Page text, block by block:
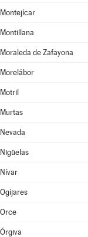
Montejícar
Montillana
Moraleda de Zafayona
Morelábor
Motril
Murtas
Nevada
Nigüelas
Nívar
Ogíjares
Orce
Órgiva